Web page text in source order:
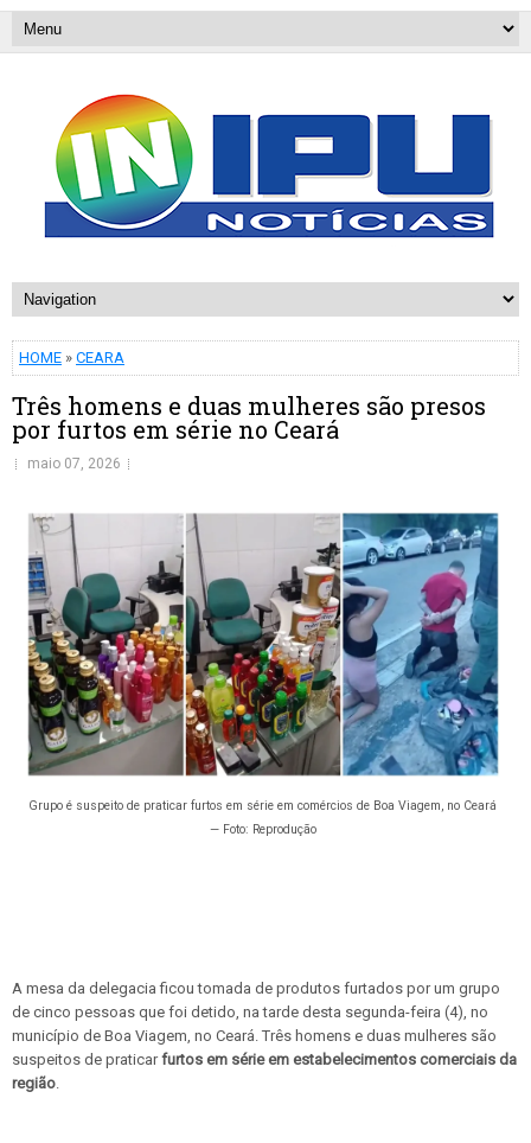
HOME » CEARA
Três homens e duas mulheres são presos
por furtos em série no Ceará
maio 07, 2026
Grupo é suspeito de praticar furtos em série em comércios de Boa Viagem, no Ceará
— Foto: Reprodução
A mesa da delegacia ficou tomada de produtos furtados por um grupo
de cinco pessoas que foi detido, na tarde desta segunda-feira (4), no
município de Boa Viagem, no Ceará. Três homens e duas mulheres são
suspeitos de praticarfurtos em série em estabelecimentos comerciais da
região